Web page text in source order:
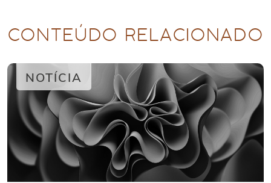
CONTEÚDO RELACIONADO
NOTÍCIA